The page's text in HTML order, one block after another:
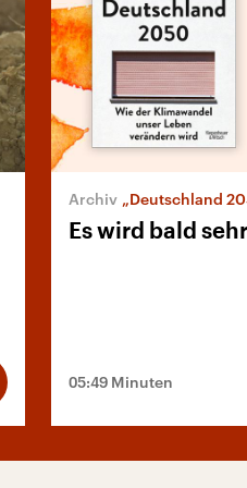
„Deutschland 2050. Wie der
Es wird bald
05:49 Minuten